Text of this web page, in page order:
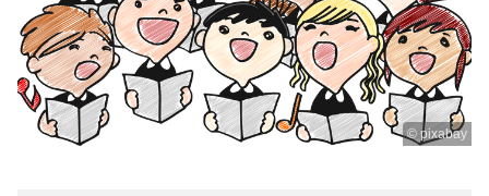
© pixabay